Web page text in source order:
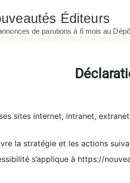
sites internet, intranet,
la stratégie et les actions
s’applique à https://